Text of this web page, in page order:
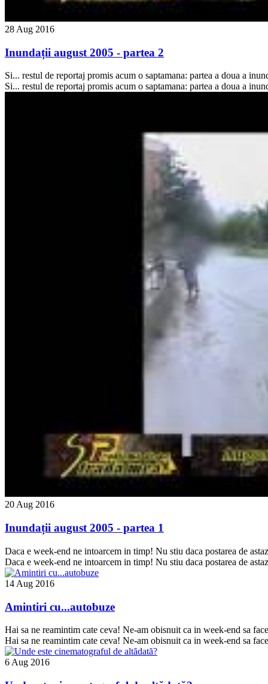
28 Aug 2016
Inundații august 2005 - partea 2
Si... restul de reportaj promis acum o saptamana: partea a doua a
Si... restul de reportaj promis acum o saptamana: partea a doua a
20 Aug 2016
Inundații august 2005 - partea 1
Daca e week-end ne intoarcem in timp! Nu stiu daca postarea de
Daca e week-end ne intoarcem in timp! Nu stiu daca postarea de
14 Aug 2016
Amintiri cu...autobuze
Hai sa ne reamintim cate ceva! Ne-am obisnuit ca in week-end sa
Hai sa ne reamintim cate ceva! Ne-am obisnuit ca in week-end sa
6 Aug 2016